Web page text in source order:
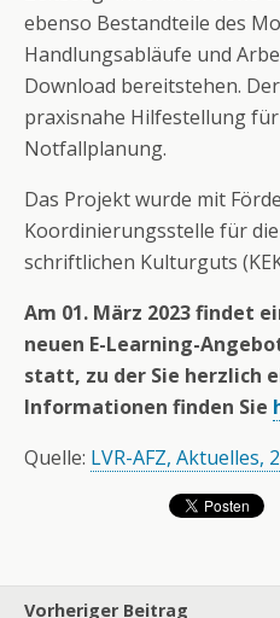
ebenso Bestandteile des
Handlungsabläufe und
Download bereitstehen.
praxisnahe Hilfestellung
Notfallplanung.
Das Projekt wurde mit
Koordinierungsstelle für
schriftlichen Kulturguts
Am 01. März 2023 findet
neuen E-Learning-
statt, zu der Sie herzlich
Informationen finden Sie
Quelle: LVR-AFZ, Aktuelles,
Vorheriger Beitrag